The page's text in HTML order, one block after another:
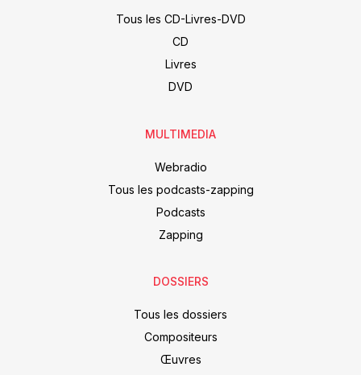
Tous les CD-Livres-DVD
CD
Livres
DVD
MULTIMEDIA
Webradio
Tous les podcasts-zapping
Podcasts
Zapping
DOSSIERS
Tous les dossiers
Compositeurs
Œuvres